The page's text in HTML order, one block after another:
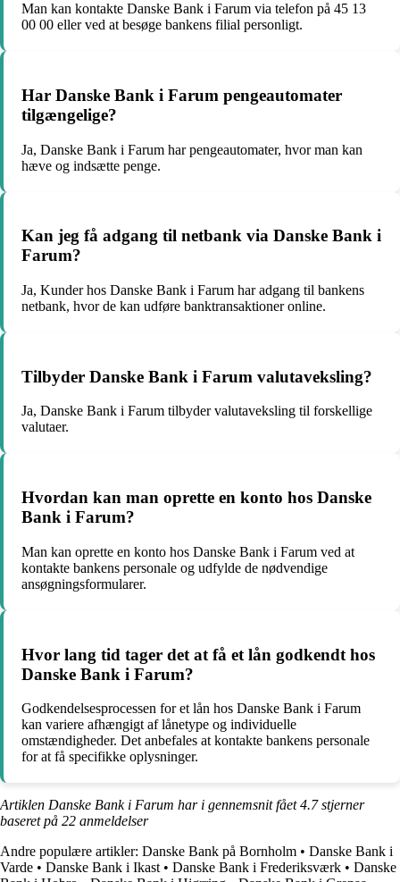
Man kan kontakte Danske Bank i Farum via telefon på 45 13
00 00 eller ved at besøge bankens filial personligt.
Har Danske Bank i Farum pengeautomater
tilgængelige?
Ja, Danske Bank i Farum har pengeautomater, hvor man kan
hæve og indsætte penge.
Kan jeg få adgang til netbank via Danske Bank i
Farum?
Ja, Kunder hos Danske Bank i Farum har adgang til bankens
netbank, hvor de kan udføre banktransaktioner online.
Tilbyder Danske Bank i Farum valutaveksling?
Ja, Danske Bank i Farum tilbyder valutaveksling til forskellige
valutaer.
Hvordan kan man oprette en konto hos Danske
Bank i Farum?
Man kan oprette en konto hos Danske Bank i Farum ved at
kontakte bankens personale og udfylde de nødvendige
ansøgningsformularer.
Hvor lang tid tager det at få et lån godkendt hos
Danske Bank i Farum?
Godkendelsesprocessen for et lån hos Danske Bank i Farum
kan variere afhængigt af lånetype og individuelle
omstændigheder. Det anbefales at kontakte bankens personale
for at få specifikke oplysninger.
Artiklen Danske Bank i Farum har i gennemsnit fået4.7stjerner
baseret på 22 anmeldelser
Andre populære artikler: Danske Bank på Bornholm • Danske Bank i
Varde • Danske Bank i Ikast • Danske Bank i Frederiksværk • Danske